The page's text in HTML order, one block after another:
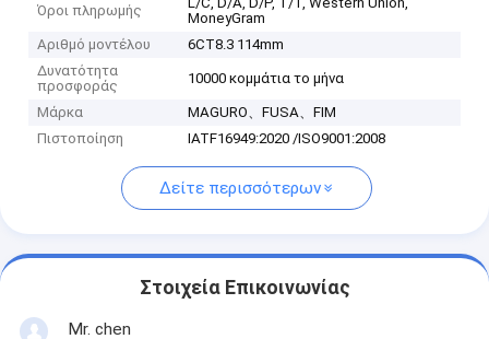
Όροι πληρωμής
MoneyGram
Αριθμό μοντέλου
6CT8.3 114mm
Δυνατότητα
προσφοράς
10000 κομμάτια το μήνα
Μάρκα
MAGURO、FUSA、FIM
Πιστοποίηση
IATF16949:2020 /ISO9001:2008
Δείτε περισσότερων
Στοιχεία Επικοινωνίας
Mr. chen